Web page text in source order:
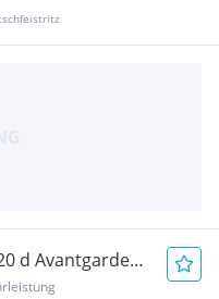
d Avantgarde